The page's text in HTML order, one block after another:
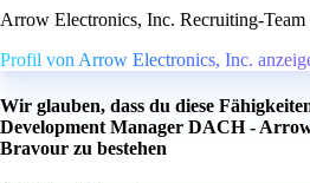
Arrow Electronics, Inc. Recruiting-Team
Profil von Arrow Electronics, Inc.
Wir glauben, dass du diese
Development Manager DACH -
Bravour zu bestehen